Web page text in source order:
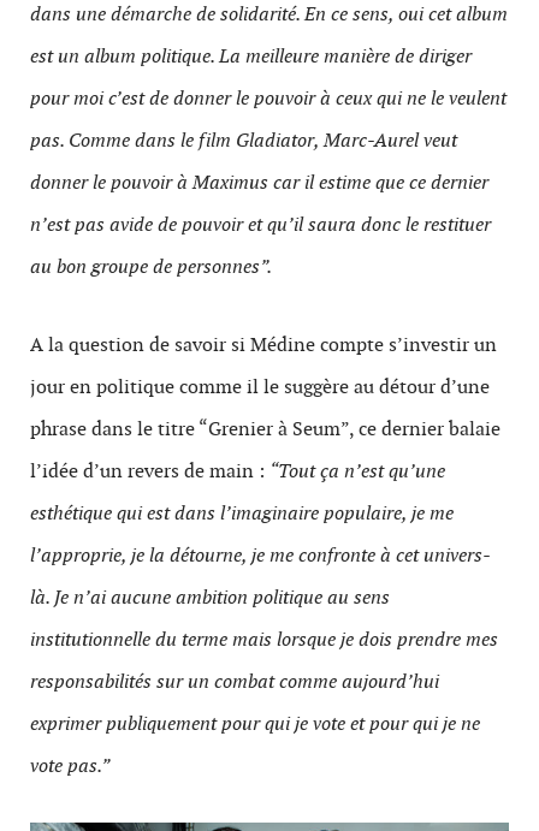
dans une démarche de solidarité. En ce sens, oui cet album
est un album politique. La meilleure manière de diriger
pour moi c’est de donner le pouvoir à ceux qui ne le veulent
pas. Comme dans le film Gladiator, Marc-Aurel veut
donner le pouvoir à Maximus car il estime que ce dernier
n’est pas avide de pouvoir et qu’il saura donc le restituer
au bon groupe de personnes”.
A la question de savoir si Médine compte s’investir un
jour en politique comme il le suggère au détour d’une
phrase dans le titre “Grenier à Seum”, ce dernier balaie
l’idée d’un revers de main : “Tout ça n’est qu’une
esthétique qui est dans l’imaginaire populaire, je me
l’approprie, je la détourne, je me confronte à cet univers-
là. Je n’ai aucune ambition politique au sens
institutionnelle du terme mais lorsque je dois prendre mes
responsabilités sur un combat comme aujourd’hui
exprimer publiquement pour qui je vote et pour qui je ne
vote pas.”